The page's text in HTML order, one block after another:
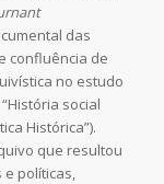
das
confluência de
no estudo
social
Histórica”).
que resultou
e políticas,